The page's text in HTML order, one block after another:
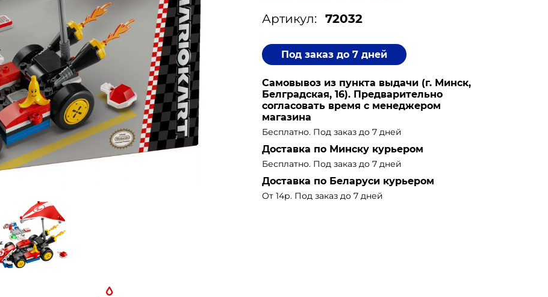
Артикул: 72032
Под заказ до 7 дней
Самовывоз из пункта выдачи (г. Минск,
Белградская, 16). Предварительно
согласовать время с менеджером
магазина
Бесплатно. Под заказ до 7 дней
Доставка по Минску курьером
Бесплатно. Под заказ до 7 дней
Доставка по Беларуси курьером
От 14р. Под заказ до 7 дней